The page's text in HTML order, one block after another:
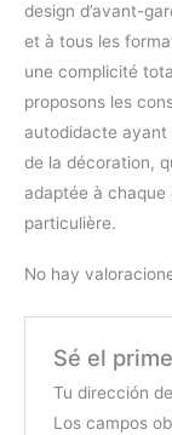
design d’avant-
et à tous les
une complicité
proposons les
autodidacte ayant
de la décoration,
adaptée à
particulière.
No hay
Sé el
Tu dirección
Los campos